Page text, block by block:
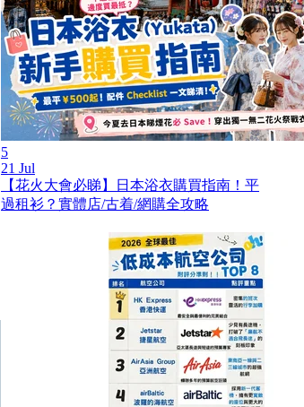
5
21 Jul
【花火大會必睇】日本浴衣購買指南！平
過租衫？實體店/古着/網購全攻略